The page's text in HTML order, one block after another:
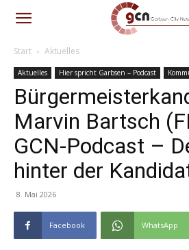
Start Aktuelles
Aktuelles Hier spricht Garbsen – Podcast
Marvin Bartsch
GCN-Podcast –
hinter der
8. Mai 2026
Facebook WhatsApp